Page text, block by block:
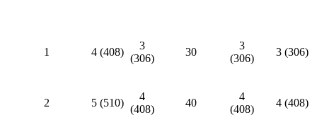
1 4 (408)
3
(306)
30
3
(306)
3 (306)
2 5 (510)
4
(408)
40
4
(408)
4 (408)